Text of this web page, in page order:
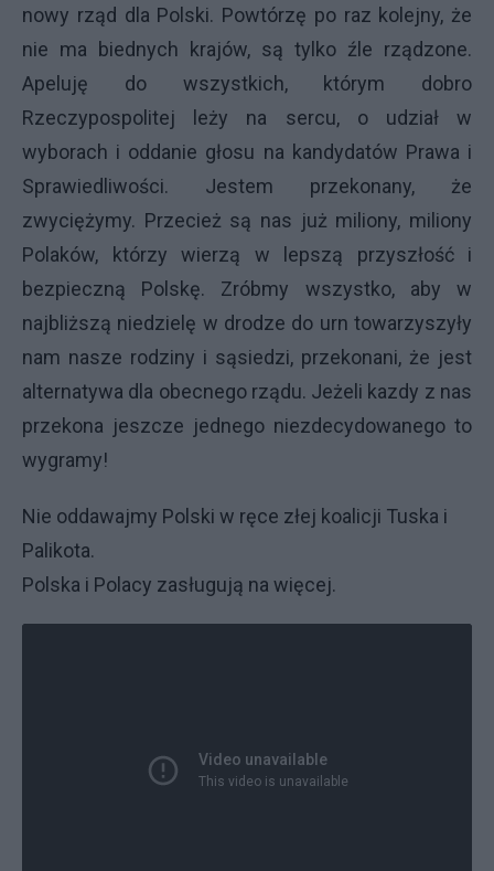
nowy rząd dla Polski. Powtórzę po raz kolejny, że
nie ma biednych krajów, są tylko źle rządzone.
Apeluję do wszystkich, którym dobro
Rzeczypospolitej leży na sercu, o udział w
wyborach i oddanie głosu na kandydatów Prawa i
Sprawiedliwości. Jestem przekonany, że
zwyciężymy. Przecież są nas już miliony, miliony
Polaków, którzy wierzą w lepszą przyszłość i
bezpieczną Polskę. Zróbmy wszystko, aby w
najbliższą niedzielę w drodze do urn towarzyszyły
nam nasze rodziny i sąsiedzi, przekonani, że jest
alternatywa dla obecnego rządu. Jeżeli kazdy z nas
przekona jeszcze jednego niezdecydowanego to
wygramy!
Nie oddawajmy Polski w ręce złej koalicji Tuska i
Palikota.
Polska i Polacy zasługują na więcej.